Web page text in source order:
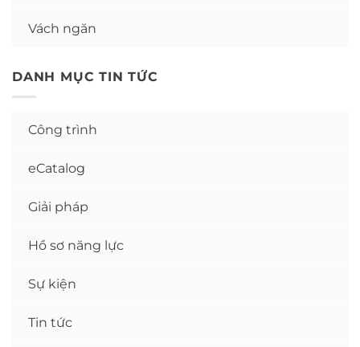
Vách ngăn
DANH MỤC TIN TỨC
Công trình
eCatalog
Giải pháp
Hồ sơ năng lực
Sự kiện
Tin tức